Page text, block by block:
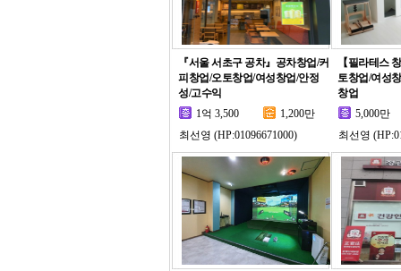
『서울 서초구 공차』공차창업/커
피창업/오토창업/여성창업/안정
성/고수익
1억 3,500
1,200만
최선영 (HP:01096671000)
【필라테스
토창업/여성
창업
5,000만
최선영